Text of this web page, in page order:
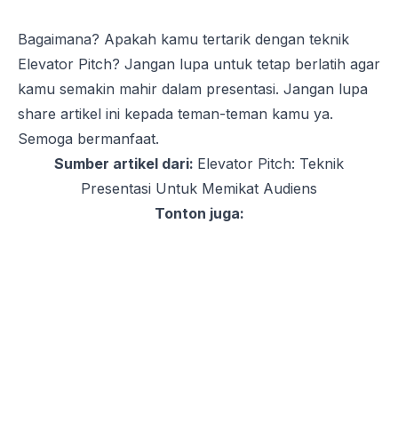
Bagaimana? Apakah kamu tertarik dengan teknik
Elevator Pitch? Jangan lupa untuk tetap berlatih agar
kamu semakin mahir dalam presentasi. Jangan lupa
share artikel ini kepada teman-teman kamu ya.
Semoga bermanfaat.
Sumber artikel dari: Elevator Pitch: Teknik
Presentasi Untuk Memikat Audiens
Tonton juga: